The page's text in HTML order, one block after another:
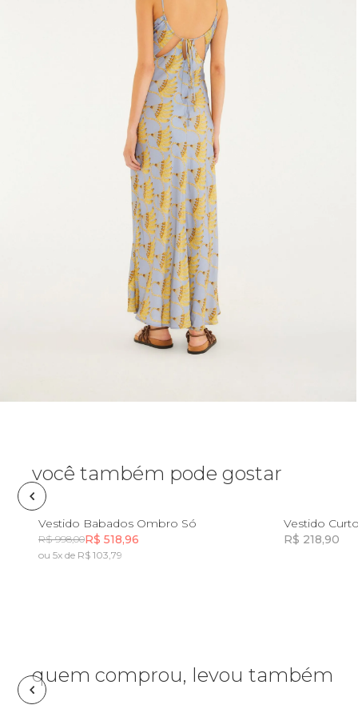
Fone e headphone
Frescobol
Lancheira
Lenço
Mala
Meia
Necessaire
Porta incenso e incensário
você também pode gostar
PP M G
Vestido Babados Ombro Só
R$ 998,00R$ 518,96
ou 5x de R$ 103,79
Vestido
R$ 218,90
quem comprou, levou também